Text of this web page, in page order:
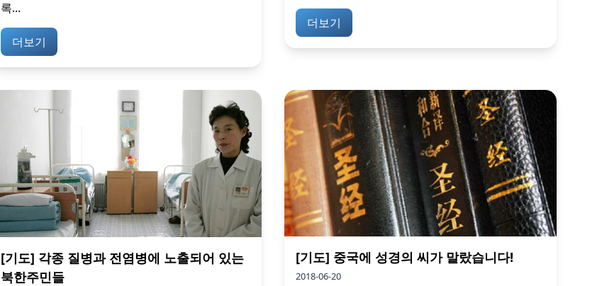
록...
더보기
더보기
[기도] 각종 질병과 전염병에 노출되어 있는
북한주민들
[기도] 중국에 성경의 씨가 말랐습니다!
2018-06-20